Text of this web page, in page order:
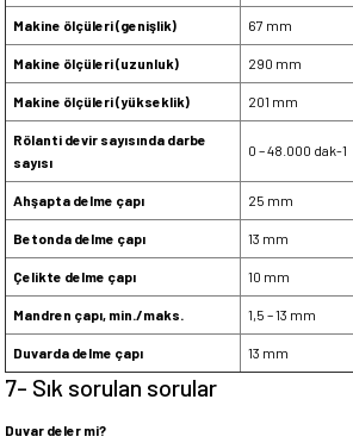
Makine ölçüleri (genişlik) 67 mm
Makine ölçüleri (uzunluk) 290 mm
Makine ölçüleri (yükseklik) 201 mm
Rölanti devir sayısında darbe
sayısı
0 – 48.000 dak-1
Ahşapta delme çapı 25 mm
Betonda delme çapı 13 mm
Çelikte delme çapı 10 mm
Mandren çapı, min./maks. 1,5 – 13 mm
Duvarda delme çapı 13 mm
7- Sık sorulan sorular
Duvar deler mi?